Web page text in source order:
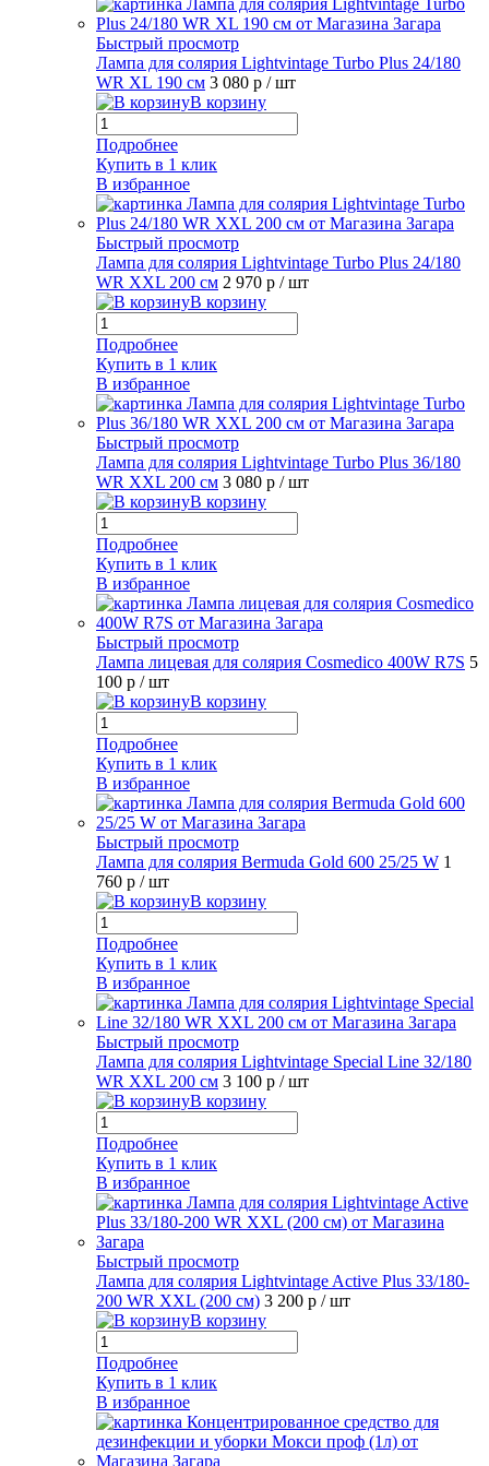
Быстрый просмотр
Лампа для солярия Lightvintage Turbo Plus 24/180
WR XL 190 см 3 080 р / шт
В корзину
Подробнее
Купить в 1 клик
В избранное
Быстрый просмотр
Лампа для солярия Lightvintage Turbo Plus 24/180
WR XXL 200 см 2 970 р / шт
В корзину
Подробнее
Купить в 1 клик
В избранное
Быстрый просмотр
Лампа для солярия Lightvintage Turbo Plus 36/180
WR XXL 200 см 3 080 р / шт
В корзину
Подробнее
Купить в 1 клик
В избранное
Быстрый просмотр
Лампа лицевая для солярия Cosmedico 400W R7S 5
100 р / шт
В корзину
Подробнее
Купить в 1 клик
В избранное
Быстрый просмотр
Лампа для солярия Bermuda Gold 600 25/25 W 1
760 р / шт
В корзину
Подробнее
Купить в 1 клик
В избранное
Быстрый просмотр
Лампа для солярия Lightvintage Special Line 32/180
WR XXL 200 см 3 100 р / шт
В корзину
Подробнее
Купить в 1 клик
В избранное
Быстрый просмотр
Лампа для солярия Lightvintage Active Plus 33/180-
200 WR XXL (200 см) 3 200 р / шт
В корзину
Подробнее
Купить в 1 клик
В избранное